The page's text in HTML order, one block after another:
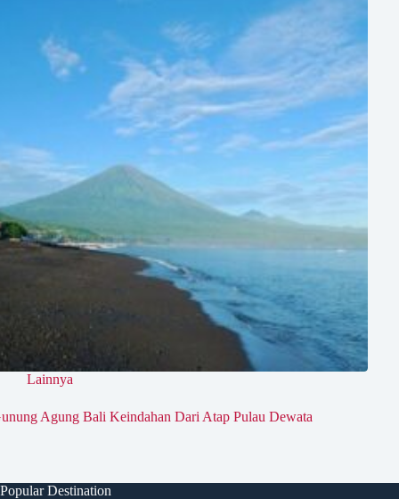
Lainnya
Agung Bali Keindahan Dari Atap Pulau Dewata
Popular Destination